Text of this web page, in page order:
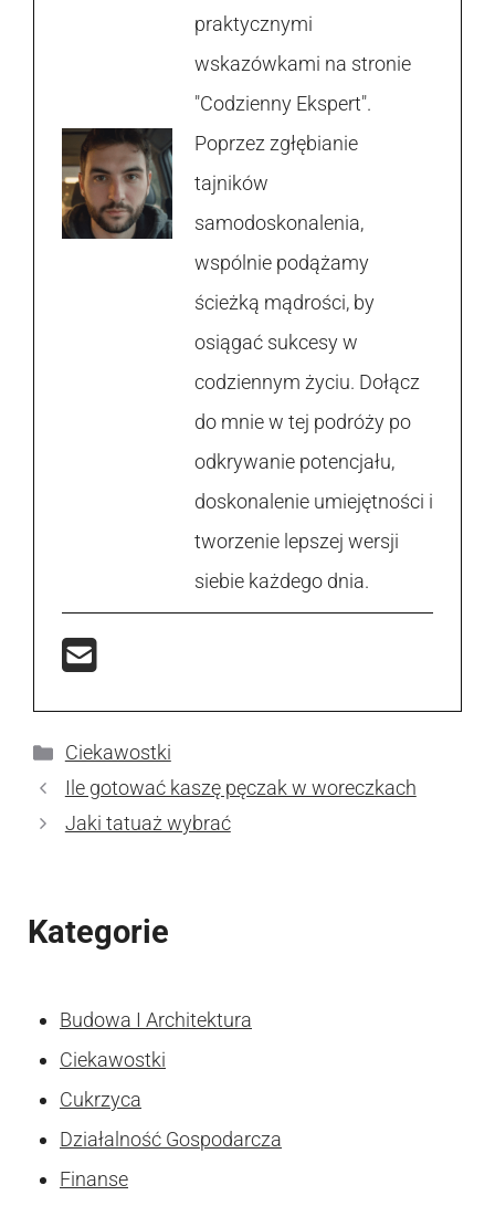
praktycznymi
wskazówkami na stronie
"Codzienny Ekspert".
Poprzez zgłębianie
tajników
samodoskonalenia,
wspólnie podążamy
ścieżką mądrości, by
osiągać sukcesy w
codziennym życiu. Dołącz
do mnie w tej podróży po
odkrywanie potencjału,
doskonalenie umiejętności i
tworzenie lepszej wersji
siebie każdego dnia.
Kategorie
Ciekawostki
Ile gotować kaszę pęczak w woreczkach
Jaki tatuaż wybrać
Kategorie
Budowa I Architektura
Ciekawostki
Cukrzyca
Działalność Gospodarcza
Finanse